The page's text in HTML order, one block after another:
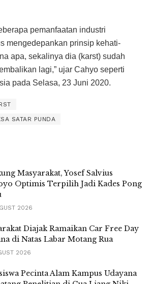
pemanfaatan industri
mengedepankan prinsip kehati-
apa, sekalinya dia (karst) sudah
lagi,” ujar Cahyo seperti
pada Selasa, 23 Juni 2020.
SATAR PUNDA
Masyarakat, Yosef Salvius
Optimis Terpilih Jadi Kades Pong
2026
Diajak Ramaikan Car Free Day
di Natas Labar Motang Rua
2026
Pecinta Alam Kampus Udayana